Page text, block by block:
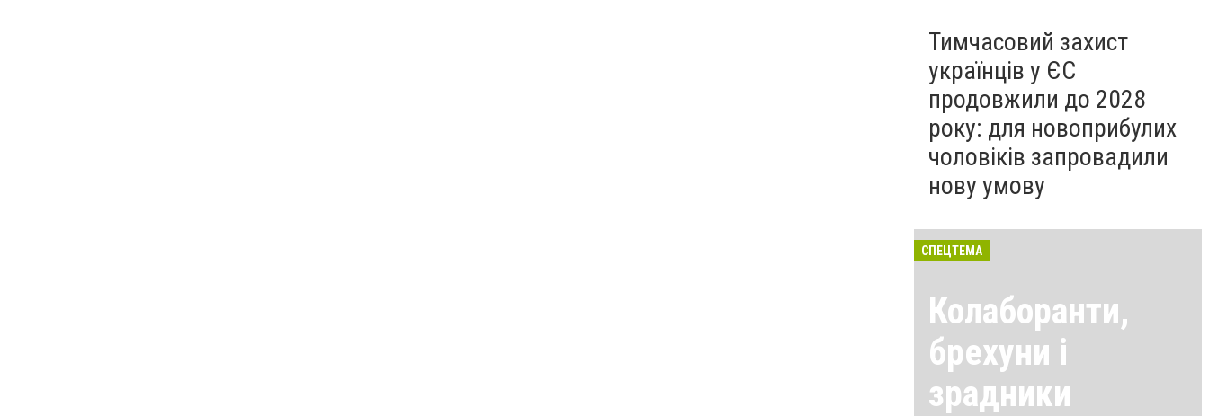
Тимчасовий захист
українців у ЄС
продовжили до 2028
року: для новоприбулих
чоловіків запровадили
нову умову
СПЕЦТЕМА
Колаборанти,
брехуни і
зрадники